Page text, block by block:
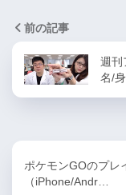
前の記事
週刊
名/
ポケモンGOのプレ
（iPhone/Andr…